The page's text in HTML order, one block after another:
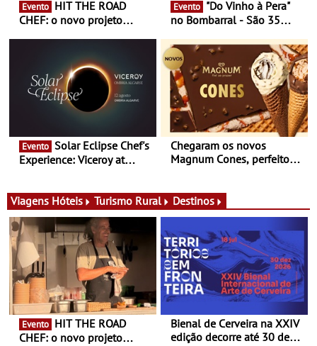
Evento
CHEF: o novo projeto
conceito gastronómico
itinerante que percorre
Portugal
Evento
no Bombarral - São 35
prova e seis dias de
experiências
Evento
Experience: Viceroy at
exclusiva
Chegaram os novos
Magnum Cones, perfeitos
Viagens Hóteis Turismo Rural Destinos
Evento
CHEF: o novo projeto
Bienal de Cerveira na XXIV
edição decorre até 30 de